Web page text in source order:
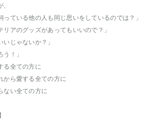
っている他の人も同じ思いをしているのでは？」
アのグッズがあってもいいので？」
じゃないか？」
！」
る全ての方に
から愛する全ての方に
ない全ての方に
】